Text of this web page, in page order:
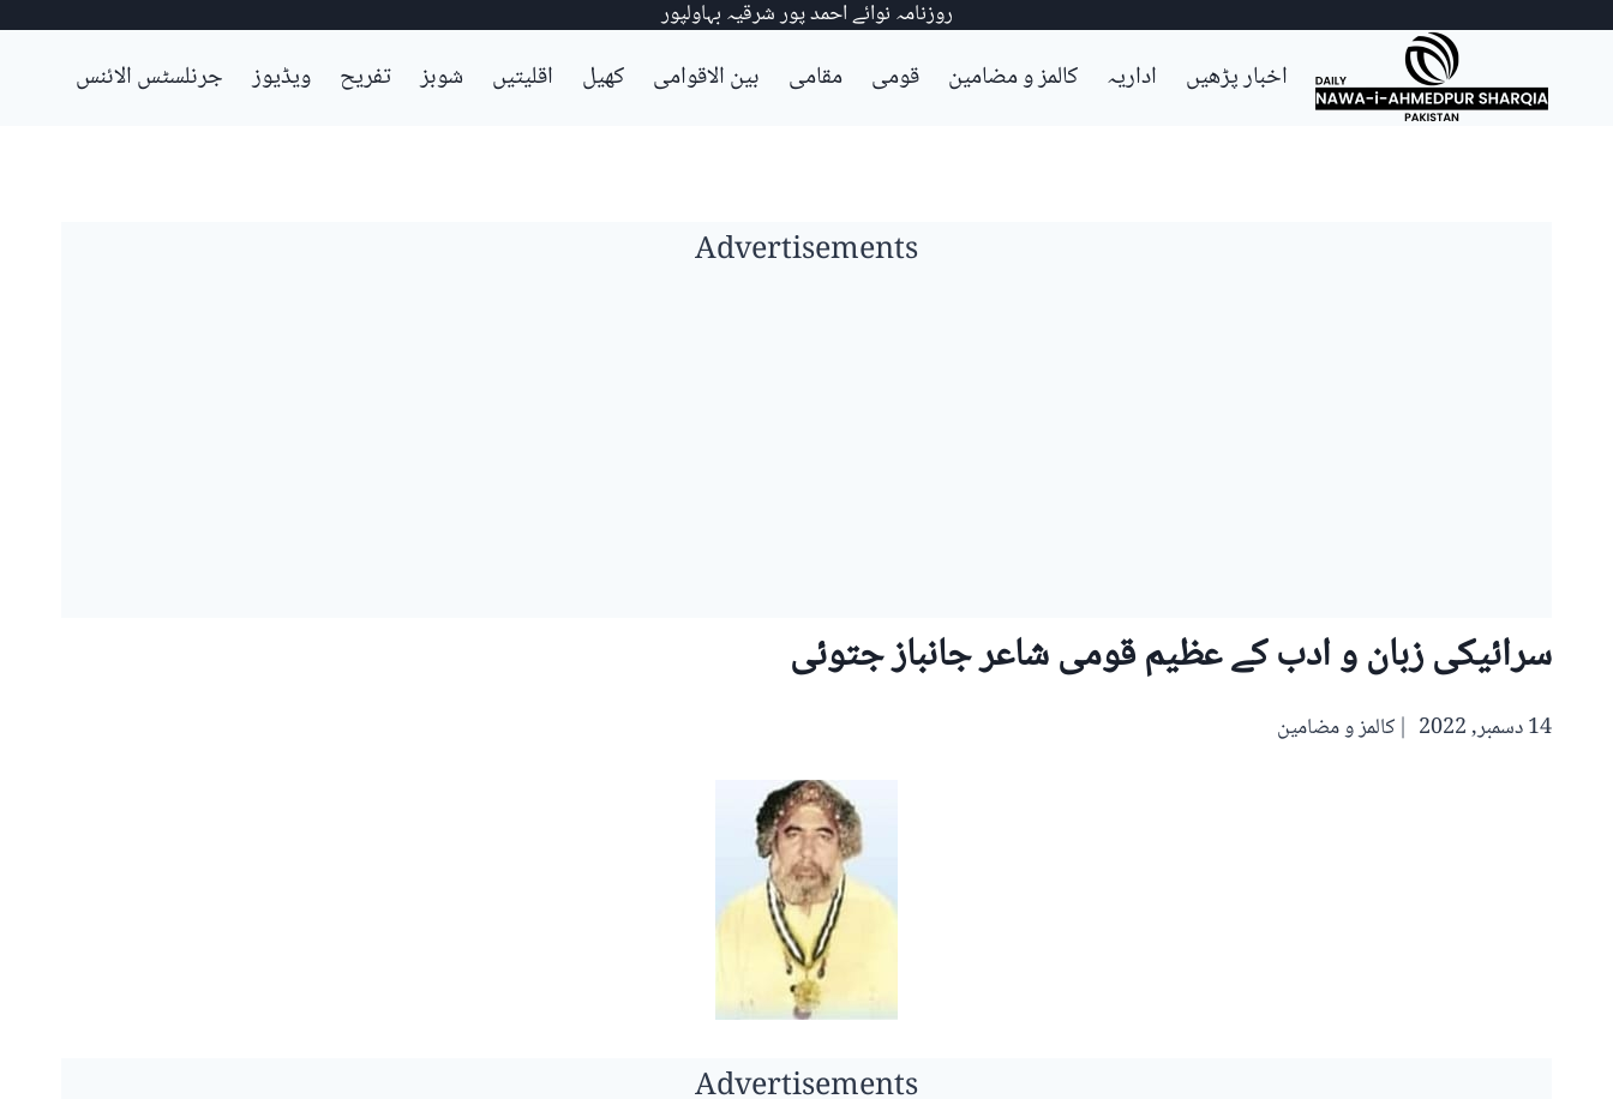
Skip
روزنامہ نوائے احمد پور شرقیہ بہاولپور
اخبار پڑھیں اداریہ کالمز و مضامین قومی مقامی بین الاقوامی کھیل اقلیتیں شوبز تفریح ویڈیوز جرنلسٹس الائنس
Advertisements
سرائیکی زبان و ادب کے عظیم قومی شاعر جانباز جتوئی
14 دسمبر, 2022 کالمز و مضامین
Advertisements